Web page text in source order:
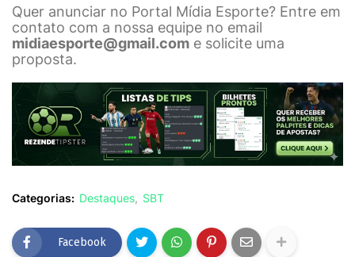
Quer anunciar no Portal Mídia Esporte? Entre em
contato com a nossa equipe no email
midiaesporte@gmail.com e solicite uma
proposta.
Categorias: Destaques SBT
Facebook